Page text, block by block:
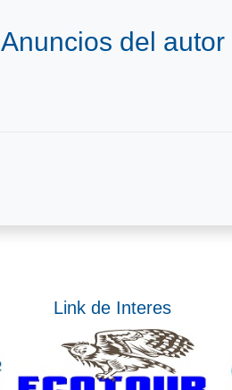
Anuncios del autor
Link de Interes